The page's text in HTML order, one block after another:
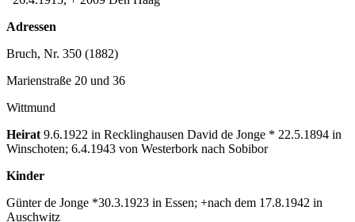
Adressen
Bruch, Nr. 350 (1882)
Marienstraße 20 und 36
Wittmund
Heirat 9.6.1922 in Recklinghausen David de Jonge * 22.5.1894 in
Winschoten; 6.4.1943 von Westerbork nach Sobibor
Kinder
Günter de Jonge *30.3.1923 in Essen; +nach dem 17.8.1942 in
Auschwitz